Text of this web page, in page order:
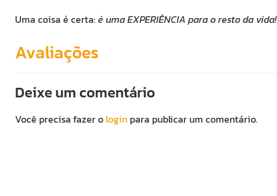
Uma coisa é certa:é uma EXPERIÊNCIA para o resto da vida!
Avaliações
Deixe um comentário
Você precisa fazer o login para publicar um comentário.